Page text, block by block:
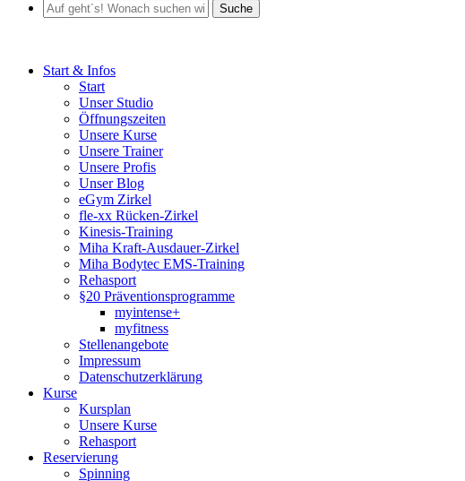
Suche
Start & Infos
Start
Unser Studio
Öffnungszeiten
Unsere Kurse
Unsere Trainer
Unsere Profis
Unser Blog
eGym Zirkel
fle-xx Rücken-Zirkel
Kinesis-Training
Miha Kraft-Ausdauer-Zirkel
Miha Bodytec EMS-Training
Rehasport
§20 Präventionsprogramme
myintense+
myfitness
Stellenangebote
Impressum
Datenschutzerklärung
Kurse
Kursplan
Unsere Kurse
Rehasport
Reservierung
Spinning